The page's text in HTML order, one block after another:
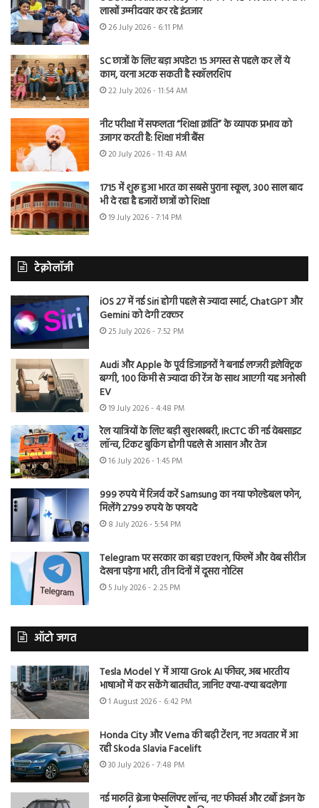
लाखों उम्मीदवार कर रहे इंतजार
26 July 2026 - 6:11 PM
SC छात्रों के लिए बड़ा अपडेट! 15 अगस्त से पहले कर लें ये
काम, वरना अटक सकती है स्कॉलरशिप
22 July 2026 - 11:54 AM
नीट परीक्षा में सफलता “शिक्षा क्रांति” के व्यापक प्रभाव को
उजागर करती है: शिक्षा मंत्री बैंस
20 July 2026 - 11:43 AM
1715 में शुरू हुआ भारत का सबसे पुराना स्कूल, 300 साल बाद
भी दे रहा है हजारों छात्रों को शिक्षा
19 July 2026 - 7:14 PM
टेक्नोलॉजी
iOS 27 में नई Siri होगी पहले से ज्यादा स्मार्ट, ChatGPT और
Gemini को देगी टक्कर
25 July 2026 - 7:52 PM
Audi और Apple के पूर्व डिजाइनरों ने बनाई लग्जरी इलेक्ट्रिक
बग्गी, 100 किमी से ज्यादा की रेंज के साथ आएगी यह अनोखी
EV
19 July 2026 - 4:48 PM
रेल यात्रियों के लिए बड़ी खुशखबरी, IRCTC की नई वेबसाइट
लॉन्च, टिकट बुकिंग होगी पहले से आसान और तेज
16 July 2026 - 1:45 PM
999 रुपये में रिजर्व करें Samsung का नया फोल्डेबल फोन,
मिलेंगे 2799 रुपये के फायदे
8 July 2026 - 5:54 PM
Telegram पर सरकार का बड़ा एक्शन, फिल्में और वेब सीरीज
देखना पड़ेगा भारी, तीन दिनों में दूसरा नोटिस
5 July 2026 - 2:25 PM
ऑटो जगत
Tesla Model Y में आया Grok AI फीचर, अब भारतीय
भाषाओं में कर सकेंगे बातचीत, जानिए क्या-क्या बदलेगा
1 August 2026 - 6:42 PM
Honda City और Verna की बढ़ी टेंशन, नए अवतार में आ
रही Skoda Slavia Facelift
30 July 2026 - 7:48 PM
नई मारुति ब्रेजा फेसलिफ्ट लॉन्च, नए फीचर्स और टर्बो इंजन के